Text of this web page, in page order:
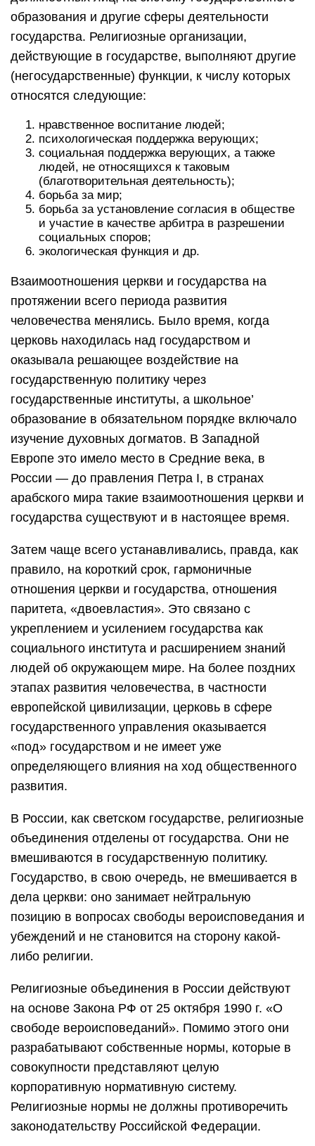
образования и другие сферы деятельности
государства. Религиозные организации,
действующие в государстве, выполняют другие
(негосударственные) функции, к числу которых
относятся следующие:
нравственное воспитание людей;
психологическая поддержка верующих;
социальная поддержка верующих, а также
людей, не относящихся к таковым
(благотворительная деятельность);
борьба за мир;
борьба за установление согласия в обществе
и участие в качестве арбитра в разрешении
социальных споров;
экологическая функция и др.
Взаимоотношения церкви и государства на
протяжении всего периода развития
человечества менялись. Было время, когда
церковь находилась над государством и
оказывала решающее воздействие на
государственную политику через
государственные институты, а школьное’
образование в обязательном порядке включало
изучение духовных догматов. В Западной
Европе это имело место в Средние века, в
России — до правления Петра I, в странах
арабского мира такие взаимоотношения церкви и
государства существуют и в настоящее время.
Затем чаще всего устанавливались, правда, как
правило, на короткий срок, гармоничные
отношения церкви и государства, отношения
паритета, «двоевластия». Это связано с
укреплением и усилением государства как
социального института и расширением знаний
людей об окружающем мире. На более поздних
этапах развития человечества, в частности
европейской цивилизации, церковь в сфере
государственного управления оказывается
«под» государством и не имеет уже
определяющего влияния на ход общественного
развития.
В России, как светском государстве, религиозные
объединения отделены от государства. Они не
вмешиваются в государственную политику.
Государство, в свою очередь, не вмешивается в
дела церкви: оно занимает нейтральную
позицию в вопросах свободы вероисповедания и
убеждений и не становится на сторону какой-
либо религии.
Религиозные объединения в России действуют
на основе Закона РФ от 25 октября 1990 г. «О
свободе вероисповеданий». Помимо этого они
разрабатывают собственные нормы, которые в
совокупности представляют целую
корпоративную нормативную систему.
Религиозные нормы не должны противоречить
законодательству Российской Федерации.